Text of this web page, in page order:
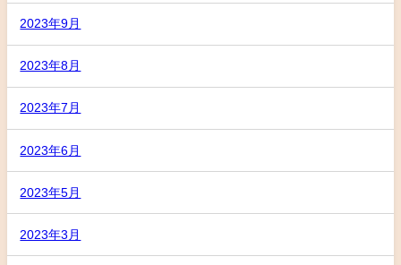
2023年9月
2023年8月
2023年7月
2023年6月
2023年5月
2023年3月